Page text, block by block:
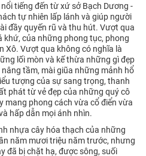
tiếng đến từ xứ sở Bạch Dương -
tự nhiên lấp lánh và giúp người
đầy quyến rũ và thu hút. Vượt qua
của những phong tục, phong
Xô. Vượt qua không có nghĩa là
lối mòn và kế thừa những gì đẹp
tầm, mài giũa những mảnh hổ
tượng của sự sang trọng, thanh
phát từ vẻ đẹp của những quý cô
mang phong cách vừa cổ điển vừa
hấp dẫn mọi ánh nhìn.
nhựa cây hóa thạch của những
năm mươi triệu năm trước, nhưng
đã bị chặt hạ, được sông, suối